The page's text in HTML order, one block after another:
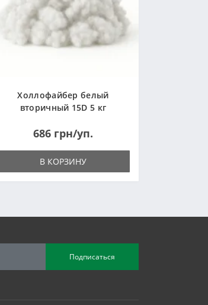
Холлофайбер белый
вторичный 15D 5 кг
686 грн/уп.
В КОРЗИНУ
Подписаться